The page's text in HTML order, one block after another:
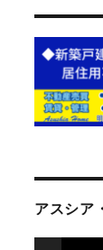
アスシア